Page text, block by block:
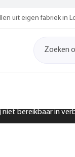
bereikbaar in
uit eigen fabriek in